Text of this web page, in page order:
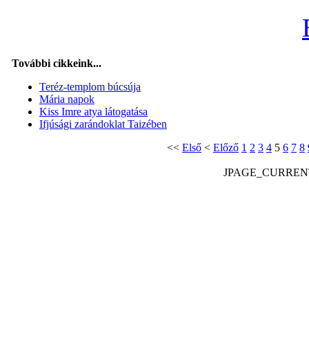
További cikkeink...
Teréz-templom búcsúja
Mária napok
Kiss Imre atya látogatása
Ifjúsági zarándoklat Taizében
<< Első < Előző 1 2 3 4 5 6 7 8